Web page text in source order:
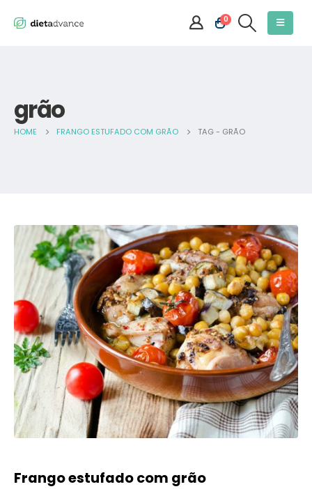
0
grão
HOME FRANGO ESTUFADO COM GRÃO TAG - GRÃO
Frango estufado com grão